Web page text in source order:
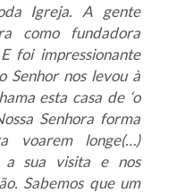
Igreja. A gente
como fundadora
foi impressionante
Senhor nos levou à
esta casa de ‘o
Senhora forma
voarem longe(…)
a sua visita e nos
Sabemos que um